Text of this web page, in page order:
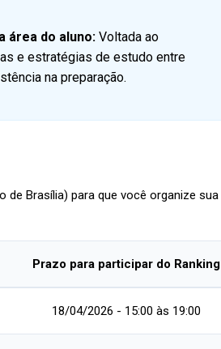
área do aluno: Voltada ao
e estratégias de estudo entre
na preparação.
de Brasília) para que você organize sua
Prazo para participar do Ranking
18/04/2026 - 15:00 às 19:00